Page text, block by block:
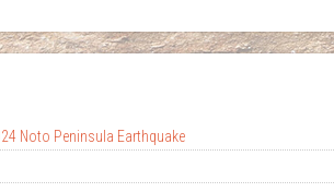
Noto Peninsula Earthquake